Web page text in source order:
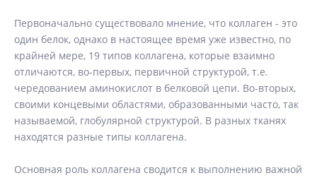
Первоначально существовало мнение, что коллаген - это
один белок, однако в настоящее время уже известно, по
крайней мере, 19 типов коллагена, которые взаимно
отличаются, во-первых, первичной структурой, т.е.
чередованием аминокислот в белковой цепи. Во-вторых,
своими концевыми областями, образованными часто, так
называемой, глобулярной структурой. В разных тканях
находятся разные типы коллагена.
Основная роль коллагена сводится к выполнению важной